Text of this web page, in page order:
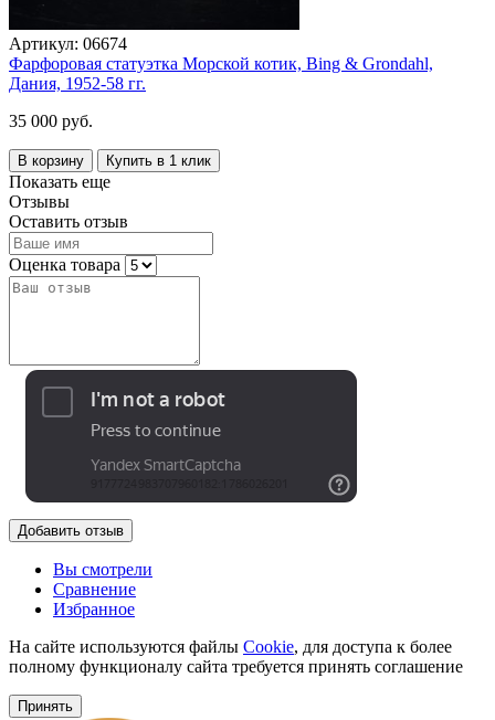
Артикул: 06674
Фарфоровая статуэтка Морской котик, Bing & Grondahl,
Дания, 1952-58 гг.
35 000 руб.
В корзину Купить в 1 клик
Показать еще
Отзывы
Оставить отзыв
Оценка товара
Добавить отзыв
Вы смотрели
Сравнение
Избранное
На сайте используются файлы Cookie, для доступа к более
полному функционалу сайта требуется принять соглашение
Принять